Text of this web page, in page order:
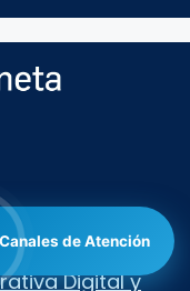
Canales de Atención
e Inclusivo
Digital y